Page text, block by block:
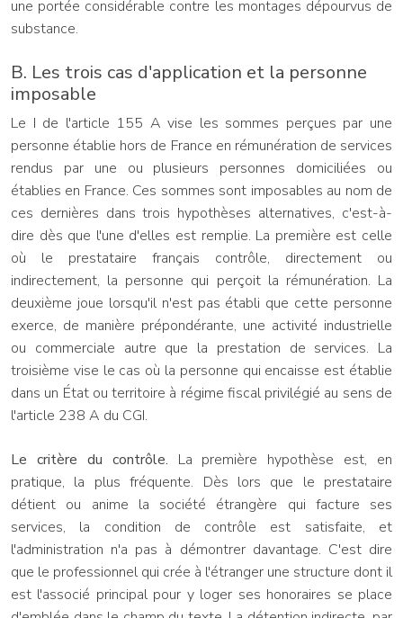
une portée considérable contre les montages dépourvus de
substance.
B. Les trois cas d'application et la personne
imposable
Le I de l'article 155 A vise les sommes perçues par une
personne établie hors de France en rémunération de services
rendus par une ou plusieurs personnes domiciliées ou
établies en France. Ces sommes sont imposables au nom de
ces dernières dans trois hypothèses alternatives, c'est-à-
dire dès que l'une d'elles est remplie. La première est celle
où le prestataire français contrôle, directement ou
indirectement, la personne qui perçoit la rémunération. La
deuxième joue lorsqu'il n'est pas établi que cette personne
exerce, de manière prépondérante, une activité industrielle
ou commerciale autre que la prestation de services. La
troisième vise le cas où la personne qui encaisse est établie
dans un État ou territoire à régime fiscal privilégié au sens de
l'article 238 A du CGI.
Le critère du contrôle. La première hypothèse est, en
pratique, la plus fréquente. Dès lors que le prestataire
détient ou anime la société étrangère qui facture ses
services, la condition de contrôle est satisfaite, et
l'administration n'a pas à démontrer davantage. C'est dire
que le professionnel qui crée à l'étranger une structure dont il
est l'associé principal pour y loger ses honoraires se place